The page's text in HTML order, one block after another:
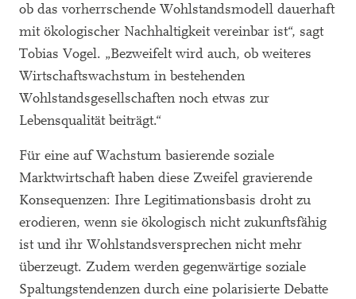
ob das vorherrschende Wohlstandsmodell dauerhaft
mit ökologischer Nachhaltigkeit vereinbar ist“, sagt
Tobias Vogel. „Bezweifelt wird auch, ob weiteres
Wirtschaftswachstum in bestehenden
Wohlstandsgesellschaften noch etwas zur
Lebensqualität beiträgt.“
Für eine auf Wachstum basierende soziale
Marktwirtschaft haben diese Zweifel gravierende
Konsequenzen: Ihre Legitimationsbasis droht zu
erodieren, wenn sie ökologisch nicht zukunftsfähig
ist und ihr Wohlstandsversprechen nicht mehr
überzeugt. Zudem werden gegenwärtige soziale
Spaltungstendenzen durch eine polarisierte Debatte